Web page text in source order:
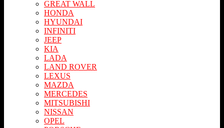
GREAT WALL
HONDA
HYUNDAI
INFINITI
JEEP
KIA
LADA
LAND ROVER
LEXUS
MAZDA
MERCEDES
MITSUBISHI
NISSAN
OPEL